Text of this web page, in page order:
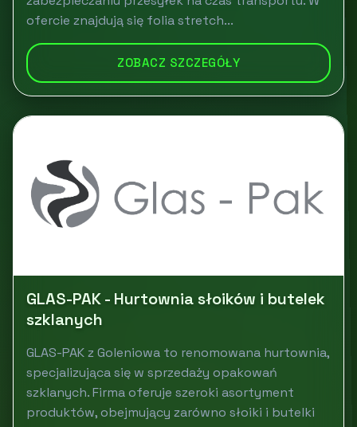
ofercie znajdują się folia stretch...
ZOBACZ SZCZEGÓŁY
GLAS-PAK - Hurtownia słoików i butelek
szklanych
GLAS-PAK z Goleniowa to renomowana hurtownia,
specjalizująca się w sprzedaży opakowań
szklanych. Firma oferuje szeroki asortyment
produktów, obejmujący zarówno słoiki i butelki